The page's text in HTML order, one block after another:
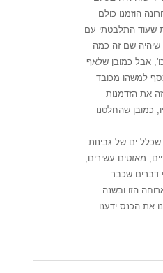
הוזמנו כולם
שעוד התלבטתי עם
שם זה כמה
אבל כמובן שלאף
למשהו מכובד
את הזדמנות
כמובן שהחלטנו
שכלל ים של גבינות
מאזטים עשירים,
דברים שכבר
הזו ובשנה
את הכנס ידענו